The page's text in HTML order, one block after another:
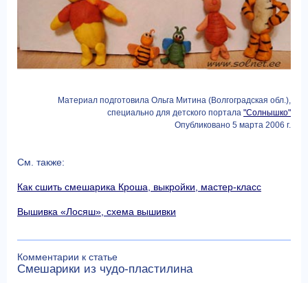
Материал подготовила Ольга Митина (Волгоградская обл.),
специально для детского портала "Солнышко"
Опубликовано 5 марта 2006 г.
См. также:
Как сшить смешарика Кроша, выкройки, мастер-класс
Вышивка «Лосяш», схема вышивки
Комментарии к статье
Смешарики из чудо-пластилина